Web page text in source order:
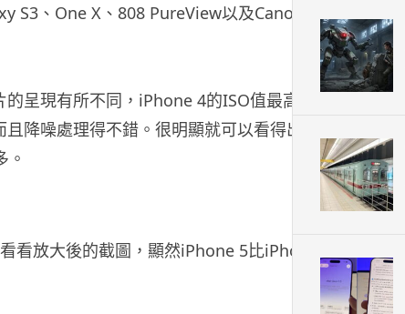
S3、One X、808 PureView以及Canon S100
呈現有所不同，iPhone 4的ISO值最高到
降噪處理得不錯。很明顯就可以看得出來在
放大後的截圖，顯然iPhone 5比iPhone 4S